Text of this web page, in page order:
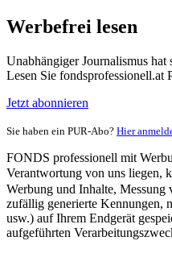
Werbefrei lesen
Unabhängiger Journalismus hat
Lesen Sie
Jetzt abonnieren
Sie haben ein PUR-Abo? Hier
FONDS professionell mit
Verantwortung von uns liegen,
Werbung und Inhalte,
zufällig generierte Kennungen,
usw.) auf Ihrem Endgerät
aufgeführten